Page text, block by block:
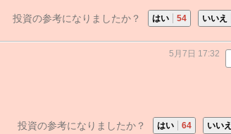
投資の参考になりましたか？ はい 54 いいえ
5月7日 17:32
投資の参考になりましたか？ はい 64 いいえ